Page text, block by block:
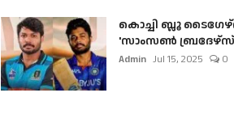
കൊച്ചി ബ്ലൂ
'സാംസൺ
Admin Jul 15, 2025 0